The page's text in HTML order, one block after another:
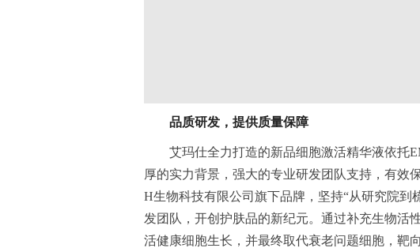
品质研发，提供质量保障
艾玛仕全力打造的新品细胞激活精华液依托
厚的实力背景，强大的专业研发团队支持，有效
H生物科技有限公司旗下品牌，坚持“从研究院到
发团队，开创护肤品的新纪元。通过补充生物活
活健康细胞生长，并最终取代衰老问题细胞，靶